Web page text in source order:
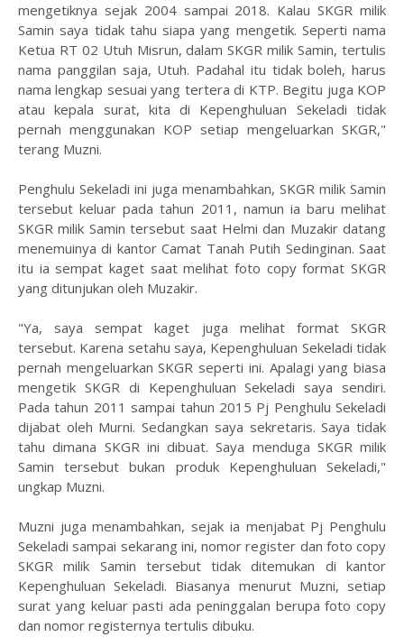
mengetiknya sejak 2004 sampai 2018. Kalau SKGR milik
Samin saya tidak tahu siapa yang mengetik. Seperti nama
Ketua RT 02 Utuh Misrun, dalam SKGR milik Samin, tertulis
nama panggilan saja, Utuh. Padahal itu tidak boleh, harus
nama lengkap sesuai yang tertera di KTP. Begitu juga KOP
atau kepala surat, kita di Kepenghuluan Sekeladi tidak
pernah menggunakan KOP setiap mengeluarkan SKGR,"
terang Muzni.
Penghulu Sekeladi ini juga menambahkan, SKGR milik Samin
tersebut keluar pada tahun 2011, namun ia baru melihat
SKGR milik Samin tersebut saat Helmi dan Muzakir datang
menemuinya di kantor Camat Tanah Putih Sedinginan. Saat
itu ia sempat kaget saat melihat foto copy format SKGR
yang ditunjukan oleh Muzakir.
"Ya, saya sempat kaget juga melihat format SKGR
tersebut. Karena setahu saya, Kepenghuluan Sekeladi tidak
pernah mengeluarkan SKGR seperti ini. Apalagi yang biasa
mengetik SKGR di Kepenghuluan Sekeladi saya sendiri.
Pada tahun 2011 sampai tahun 2015 Pj Penghulu Sekeladi
dijabat oleh Murni. Sedangkan saya sekretaris. Saya tidak
tahu dimana SKGR ini dibuat. Saya menduga SKGR milik
Samin tersebut bukan produk Kepenghuluan Sekeladi,"
ungkap Muzni.
Muzni juga menambahkan, sejak ia menjabat Pj Penghulu
Sekeladi sampai sekarang ini, nomor register dan foto copy
SKGR milik Samin tersebut tidak ditemukan di kantor
Kepenghuluan Sekeladi. Biasanya menurut Muzni, setiap
surat yang keluar pasti ada peninggalan berupa foto copy
dan nomor registernya tertulis dibuku.